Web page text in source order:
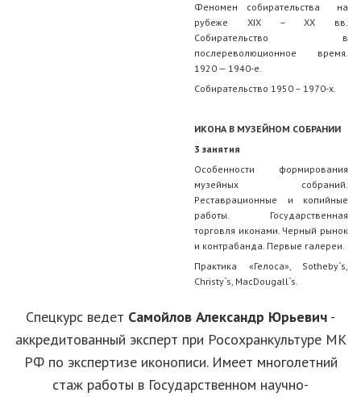
Феномен собирательства на
рубеже XIX – ХХ вв.
Собирательство в
послереволюционное время.
1920 — 1940-е.
Собирательство 1950 – 1970-х.
ИКОНА В МУЗЕЙНОМ СОБРАНИИ
3 занятия
Особенности формирования
музейных собраний.
Реставрационные и копийные
работы. Государственная
торговля иконами. Черный рынок
и контрабанда. Первые галереи.
Практика «Гелоса», Sotheby`s,
Christy`s, МасDougall`s.
Спецкурс ведет Самойлов Александр Юрьевич -
аккредитованный эксперт при Росохранкультуре МК
РФ по экспертизе иконописи. Имеет многолетний
стаж работы в Государственном научно-